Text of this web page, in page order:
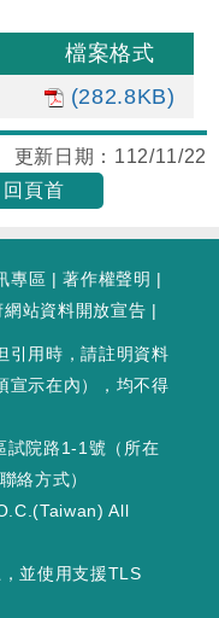
檔案格式
(282.8KB)
更新日期： 112/11/22
回頁首
專區 |著作權聲明 |
網站資料開放宣告 |
引用時，請註明資料
宣示在內），均不得
試院路1-1號（ 所在
聯絡方式）
All
並使用支援TLS